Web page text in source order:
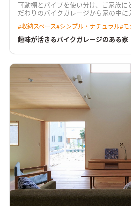
可動棚とパイプを使い分け、ご家族に
だわりのバイクガレージから家の中に
階段、開口の先に広がる庭は、暮らし
シアを基調とした落ち着いた雰囲気の
を楽にする 施主こだわりのバイクガレ
どをガレージに収納、暮らしながらカ
#収納スペース#シンプル・ナチュラル#モ
趣味が活きるバイクガレージのある家